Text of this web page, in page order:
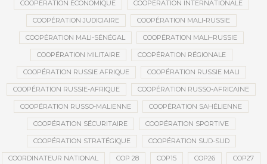
COOPÉRATION ÉCONOMIQUE COOPÉRATION INTERNATIONALE
COOPÉRATION JUDICIAIRE COOPÉRATION MALI-RUSSIE
COOPÉRATION MALI-SÉNÉGAL COOPÉRATION MALI–RUSSIE
COOPÉRATION MILITAIRE COOPÉRATION RÉGIONALE
COOPÉRATION RUSSIE AFRIQUE COOPÉRATION RUSSIE MALI
COOPÉRATION RUSSIE-AFRIQUE COOPÉRATION RUSSO-AFRICAINE
COOPÉRATION RUSSO-MALIENNE COOPÉRATION SAHÉLIENNE
COOPÉRATION SÉCURITAIRE COOPÉRATION SPORTIVE
COOPÉRATION STRATÉGIQUE COOPÉRATION SUD-SUD
COORDINATEUR NATIONAL COP 28 COP15 COP26 COP27